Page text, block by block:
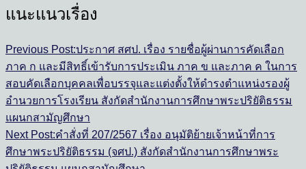
แนะแนวเรื่อง
Previous Post:ประกาศ สศป. เรื่อง รายชื่อผู้ผ่านการคัดเลือก
ภาค ก และมีสิทธิ์เข้ารับการประเมิน ภาค ข และภาค ค ในการ
สอบคัดเลือกบุคคลเพื่อบรรจุและแต่งตั้งให้ดำรงตำแหน่งรองผู้
อำนวยการโรงเรียน สังกัดสำนักงานการศึกษาพระปริยัติธรรม
แผนกสามัญศึกษา
Next Post:คำสั่งที่ 207/2567 เรื่อง อนุมัติย้ายเจ้าหน้าที่การ
ศึกษาพระปริยัติธรรม (จศป.) สังกัดสำนักงานการศึกษาพระ